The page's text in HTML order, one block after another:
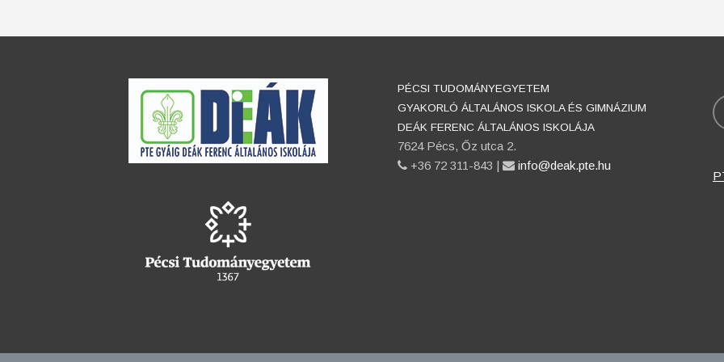
PÉCSI TUDOMÁNYEGYETEM
GYAKORLÓ ÁLTALÁNOS ISKOLA ÉS GIMNÁZIUM
DEÁK FERENC ÁLTALÁNOS ISKOLÁJA
7624 Pécs, Őz utca 2.
phone
+36 72 311-843 | email
info@deak.pte.hu